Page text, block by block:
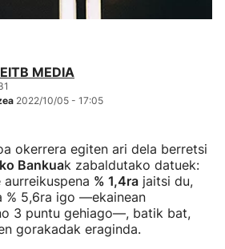
MEDIA
2022/10/05 - 17:05
okerrera egiten ari dela berretsi
Bankuak zabaldutako datuek:
% 1,4ra jaitsi du,
% 5,6ra igo —ekainean
3 puntu gehiago—, batik bat,
gorakadak eraginda.